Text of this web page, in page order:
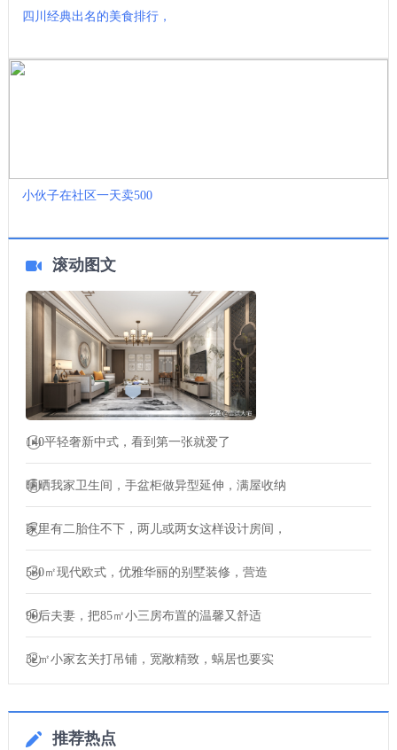
四川经典出名的美食排行，
小伙子在社区一天卖500
滚动图文
140平轻奢新中式，看到第一张就爱了
晒晒我家卫生间，手盆柜做异型延伸，满屋收纳
家里有二胎住不下，两儿或两女这样设计房间，
530㎡现代欧式，优雅华丽的别墅装修，营造
90后夫妻，把85㎡小三房布置的温馨又舒适
32㎡小家玄关打吊铺，宽敞精致，蜗居也要实
推荐热点